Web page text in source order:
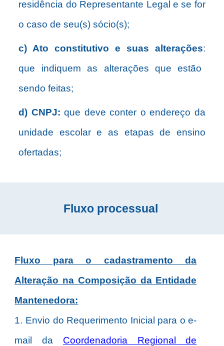
residência do Representante Legal e se for
o caso de seu(s) sócio(s);
c) Ato constitutivo e suas alterações:
que indiquem as alterações que estão
sendo feitas;
d) CNPJ: que deve conter o endereço da
unidade escolar e as etapas de ensino
ofertadas;
Fluxo processual
Fluxo para o cadastramento da
Alteração na Composição da Entidade
Mantenedora:
1. Envio do Requerimento Inicial para o e-
mail da Coordenadoria Regional de